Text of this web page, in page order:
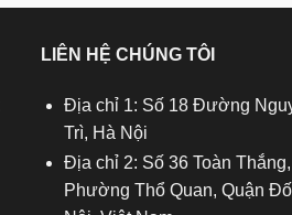
LIÊN HỆ CHÚNG TÔI
Địa chỉ 1: Số 18 Đường
Trì, Hà Nội
Địa chỉ 2: Số 36 Toàn
Phường Thổ Quan, Quận